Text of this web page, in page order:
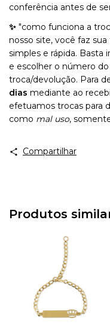
conferência antes de
✨ "como funciona a
nosso site, você faz
simples e rápida. Basta
e escolher o número
troca/devolução. Para
dias mediante ao
efetuamos trocas para
como mal uso,
Compartilhar
Produtos